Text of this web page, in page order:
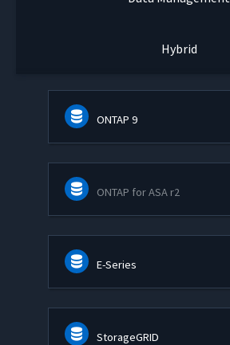
Hybrid
ONTAP 9
ONTAP for ASA r2
E-Series
StorageGRID